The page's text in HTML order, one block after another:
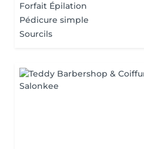
Forfait Épilation
Pédicure simple
Sourcils